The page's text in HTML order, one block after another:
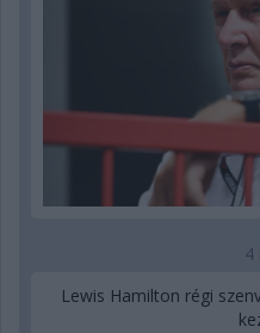
4
Lewis Hamilton régi